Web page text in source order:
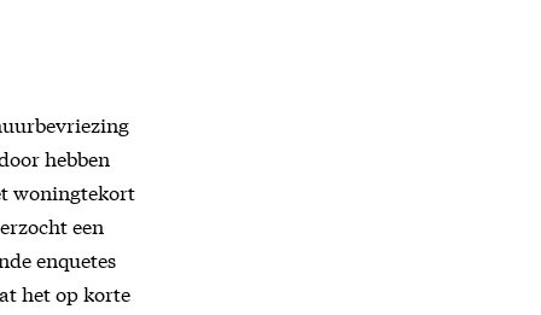
hebben
woningtekort
een
enquetes
het op korte